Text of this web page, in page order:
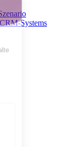
sich für die Inhalte
haben. Wir
das für Sie in
Systems